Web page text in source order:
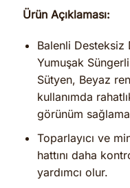
Ürün Açıklaması:
Balenli Desteksiz
Yumuşak
Sütyen, Beyaz
kullanımda
görünüm
Toparlayıcı ve
hattını daha
yardımcı olur.